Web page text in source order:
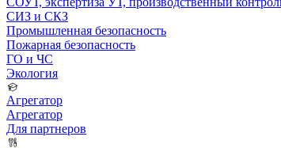
СИЗ и СКЗ
Промышленная безопасность
Пожарная безопасность
ГО и ЧС
Экология
Агрегатор
Агрегатор
Для партнеров